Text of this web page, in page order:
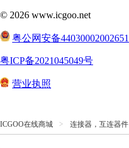
ICGOO在线商城 > 连接器，互连器件